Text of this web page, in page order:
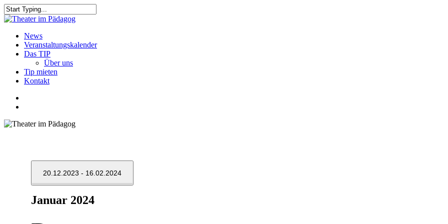
Skip
to
content
Close
search
Menu
News
Veranstaltungskalender
Das TIP
Über uns
Tip mieten
Kontakt
20.12.2023 - 16.02.2024
wählen.
Januar 2024